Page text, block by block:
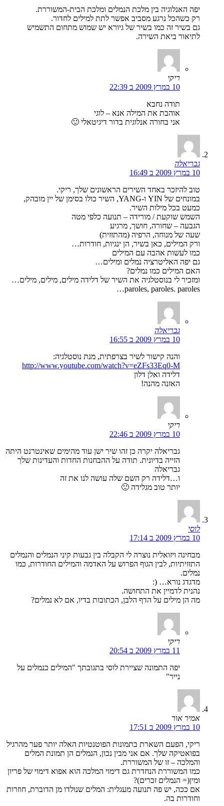
יפה האנלוגיה בין מלכת הנמלים ומלכת הבית-המשוררת.
רק כשהכל נרגע מסביב אפשר לתת למילים לחדור.
גם בשיר זה כמו בשיר של גיורא יש שמוש מתחום התשמיש
לתיאור ביאת השירה.
ריקי
10 במרץ 2009 ב 22:39
תודה נחבא
אוהבת את המילה אנא – לוגי
אני בחורה אנלוגית בדור דיגיטאלי 🙂
גבריאלה
10 במרץ 2009 ב 16:49
טוב להיזכר באחד השירים הראשונים שלך, ריקי.
במונחים של YIN ו-YANG, השיר כולו בסימן של יין מובהק,
כמעט בכל מילות השיר.
השמש שוקעת / מורידה – תנועה כלפי מטה
הגבעה – שחורה, חושך, מרגיע
שעה של מנוחה, הרפיה (מהתזזית)
ורק המילים, כאן בשיר, הן ינגיות, חודרות…
כמו לעשות אהבה עם המילים
גם יפה האליטרציה נמלים ומילים…
האם המילים כמו נמלים?
ומזכיר לי בנוסטלגיה את השיר של דלידה מילים, מילים, מילים…
paroles, paroles. paroles…
גבריאלה
10 במרץ 2009 ב 16:55
והנה קישור לשיר בצרפתית, מנת נוסטלגיה:
http://www.youtube.com/watch?v=eZFs33Eq0-M
דלידה ואלן דלון
האזנה מהנה!
ריקי
10 במרץ 2009 ב 22:46
גבריאלה יקרה כן זהו שיר ישן עוד מהימים שאינטרנט היתה
הזייה בדיונית. תודה על ההבחנות החדות והעדינות שלך
גבריאלה
ו…דלידה רק השם שלה עושה לנו את זה
יותר טוב מגלידה 🙂
לוסי
10 במרץ 2009 ב 17:14
מבחינה ויזואלית נוצרה לי הקבלה בין גבעות קיני הנמלים והנמלים
התזזיתיות, לבין הגוף הפרוש על האדמה והמילים החודרות, כמו
נמלים.
מדגדג נורא… (:
נהנית לדמיין את התחושה.
מה הן מילים על הדף הלבן, הכתובות בדיו, אם לא נמלים?
ריקי
11 במרץ 2009 ב 20:54
יפה התמונה שציירת לוסי בתגובתך "המילים כנמלים על
נייר"
אמיר אור
10 במרץ 2009 ב 17:51
ריקי, הפעם השארת בתמונות הפוטנטיות האלה יותר פער מהרגיל
בפואטיקה שלך. אם אני מבין נכון, הנמלים הן תמונת המלים
והמלכה – זו של המשוררת.
כמו המשוררת הנחדרת גם דימוי המלכה הוא אפוא דימוי של פריון
ומין(= הנמלים זכרים)?
אם ככה, יש פה תנועה מעגלית: המלים שנולדו מן הדוברת, חוזרות
וחודרות בה.